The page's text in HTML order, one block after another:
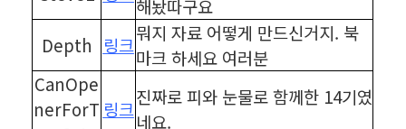
해놨따구요
Depth 링크
뭐지 자료 어떻게 만드신거지. 북
마크 하세요 여러분
CanOpe
nerForT 링크
진짜로 피와 눈물로 함께한 14기였
네요.